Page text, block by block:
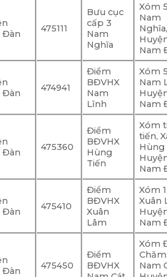
Đàn
475111
Bưu cục
cấp 3
Nam
Nghĩa
Xóm
Nam
Nam
Đàn
474941
Điểm
BĐVHX
Nam
Lĩnh
Xóm
Nam
Nam
Đàn
475360
Điểm
BĐVHX
Hùng
Tiến
Xóm
tiến,
Hùng
Nam
Đàn
475410
Điểm
BĐVHX
Xuân
Lâm
Xóm
Xuân
Nam
Đàn
475450
Điểm
BĐVHX
Xóm
Nam